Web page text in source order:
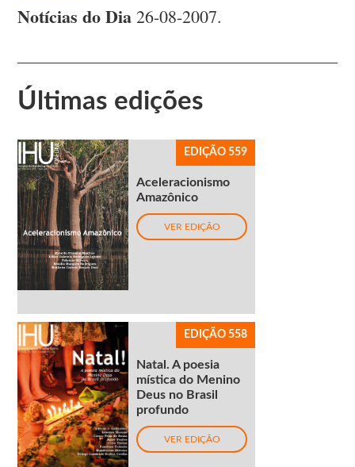
Notícias do Dia 26-08-2007.
Últimas edições
EDIÇÃO 559
Aceleracionismo
Amazônico
VER EDIÇÃO
EDIÇÃO 558
Natal. A poesia
mística do Menino
Deus no Brasil
profundo
VER EDIÇÃO